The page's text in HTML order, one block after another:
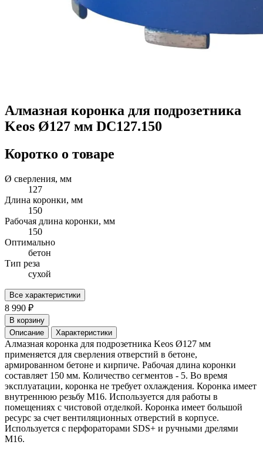
Алмазная коронка для подрозетника
Keos Ø127 мм DC127.150
Коротко о товаре
Ø cверления, мм
127
Длина коронки, мм
150
Рабочая длина коронки, мм
150
Оптимально
бетон
Тип реза
сухой
Все характеристики
8 990 ₽
В корзину
Описание
Характеристики
Алмазная коронка для подрозетника Keos Ø127 мм
применяется для сверления отверстий в бетоне,
армированном бетоне и кирпиче. Рабочая длина коронки
составляет 150 мм. Количество сегментов - 5. Во время
эксплуатации, коронка не требует охлаждения. Коронка имеет
внутреннюю резьбу М16. Используется для работы в
помещениях с чистовой отделкой. Коронка имеет большой
ресурс за счет вентиляционных отверстий в корпусе.
Используется с перфораторами SDS+ и ручными дрелями
М16.